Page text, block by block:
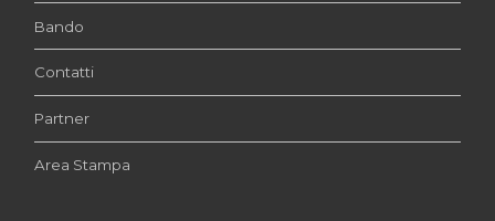
Bando
Contatti
Partner
Area Stampa